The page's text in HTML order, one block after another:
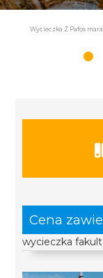
Wycieczka Z Pafos
Cena
wycieczka